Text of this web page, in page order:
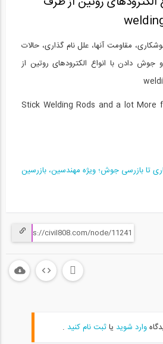
مقاومت آنها، علل نام گذاری، حالات
دادن با انواع الکترودهای روتین از
Stick Welding Rods and a lot More
تا بازرسی جوش؛ ویژه مهندسین، بازرسین
وارد شوید یاثبت نام کنید .